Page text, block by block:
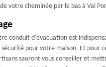
votre cheminée par le bas à Val
conduit d'évacuation est
pour votre maison. Et pour
sauront vous conseiller et